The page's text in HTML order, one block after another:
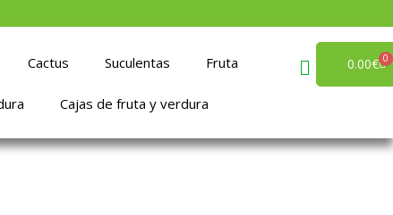
Cactus Suculentas Fruta
Cajas de fruta y verdura
0.00€ 0